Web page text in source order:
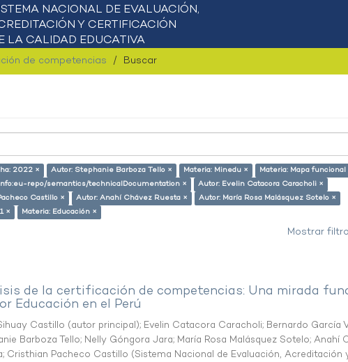
de competencias Buscar
2022 × Autor: Stephanie Barboza Tello × Materia: Minedu ×
Materia: Mapa funcional
repo/semantics/technicalDocumentation ×
Autor: Evelin Catacora Caracholi ×
Castillo × Autor: Anahí Chávez Ruesta ×
Autor: María Rosa Malásquez Sotelo ×
×
Materia: Educación ×
Mostrar
de la certificación de competencias: Una mirada
Educación en el Perú
Castillo (autor principal); Evelin Catacora Caracholi; Bernardo García
Barboza Tello; Nelly Góngora Jara; María Rosa Malásquez Sotelo;Anahí
; Cristhian Pacheco Castillo (Sistema Nacional de Evaluación, Acreditación